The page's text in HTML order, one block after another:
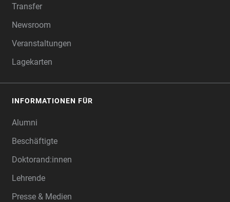
Transfer
Newsroom
Veranstaltungen
Lagekarten
INFORMATIONEN FÜR
Alumni
Beschäftigte
Doktorand:innen
Lehrende
Presse & Medien